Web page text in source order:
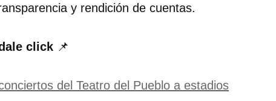
y rendición de cuentas.
click 📌
del Teatro del Pueblo a estadios